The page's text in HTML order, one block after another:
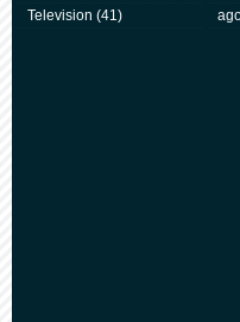
Television (41)